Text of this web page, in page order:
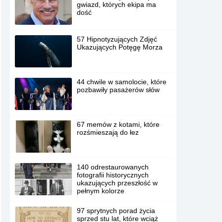
gwiazd, których ekipa ma
dość
57 Hipnotyzujących Zdjęć
Ukazujących Potęgę Morza
44 chwile w samolocie, które
pozbawiły pasażerów słów
67 memów z kotami, które
rozśmieszają do łez
140 odrestaurowanych
fotografii historycznych
ukazujących przeszłość w
pełnym kolorze
97 sprytnych porad życia
sprzed stu lat, które wciąż